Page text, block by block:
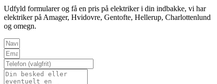
Udfyld formularer og få en pris på elektriker i din indbakke, vi har
elektriker på Amager, Hvidovre, Gentofte, Hellerup, Charlottenlund
og omegn.